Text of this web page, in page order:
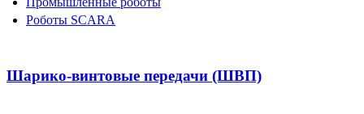
Роботы SCARA
Шарико-винтовые передачи (ШВП)